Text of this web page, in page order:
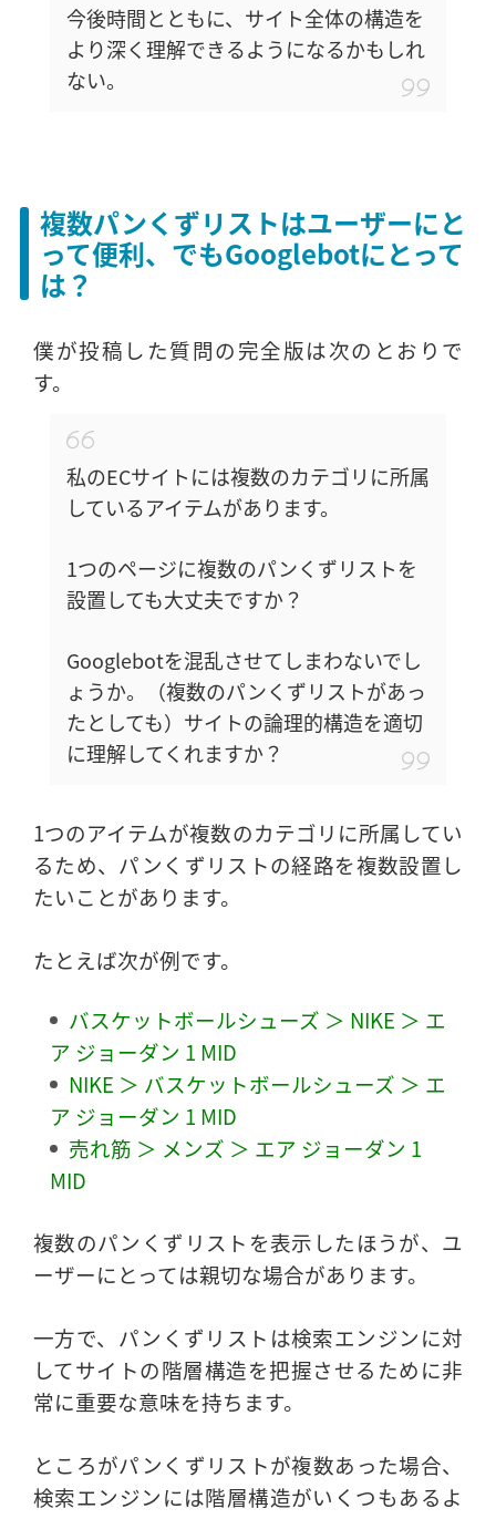
今後時間とともに、サイト全体の構造を
より深く理解できるようになるかもしれ
ない。
複数パンくずリストはユーザーにと
って便利、でもGooglebotにとって
は？
僕が投稿した質問の完全版は次のとおりで
す。
私のECサイトには複数のカテゴリに所属
しているアイテムがあります。
1つのページに複数のパンくずリストを
設置しても大丈夫ですか？
Googlebotを混乱させてしまわないでし
ょうか。（複数のパンくずリストがあっ
たとしても）サイトの論理的構造を適切
に理解してくれますか？
1つのアイテムが複数のカテゴリに所属してい
るため、パンくずリストの経路を複数設置し
たいことがあります。
たとえば次が例です。
バスケットボールシューズ ＞ NIKE ＞ エ
ア ジョーダン 1 MID
NIKE ＞ バスケットボールシューズ ＞ エ
ア ジョーダン 1 MID
売れ筋 ＞ メンズ ＞ エア ジョーダン 1
MID
複数のパンくずリストを表示したほうが、ユ
ーザーにとっては親切な場合があります。
一方で、パンくずリストは検索エンジンに対
してサイトの階層構造を把握させるために非
常に重要な意味を持ちます。
ところがパンくずリストが複数あった場合、
検索エンジンには階層構造がいくつもあるよ